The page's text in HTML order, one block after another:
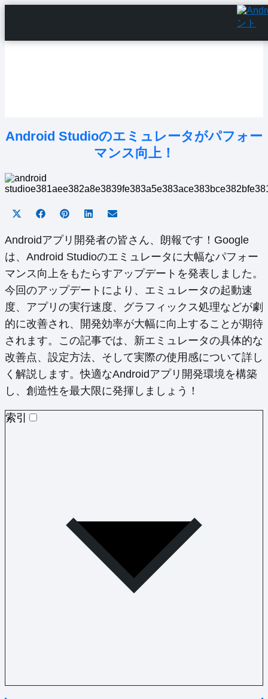
Android Studioのエミュレータがパフォー
マンス向上！
Share
X
(Twitter)
Share
Facebook
Share
Pinterest
Share
LinkedInEmail
Androidアプリ開発者の皆さん、朗報です！Google
は、Android Studioのエミュレータに大幅なパフォー
マンス向上をもたらすアップデートを発表しました。
今回のアップデートにより、エミュレータの起動速
度、アプリの実行速度、グラフィックス処理などが劇
的に改善され、開発効率が大幅に向上することが期待
されます。この記事では、新エミュレータの具体的な
改善点、設定方法、そして実際の使用感について詳し
く解説します。快適なAndroidアプリ開発環境を構築
し、創造性を最大限に発揮しましょう！
索引